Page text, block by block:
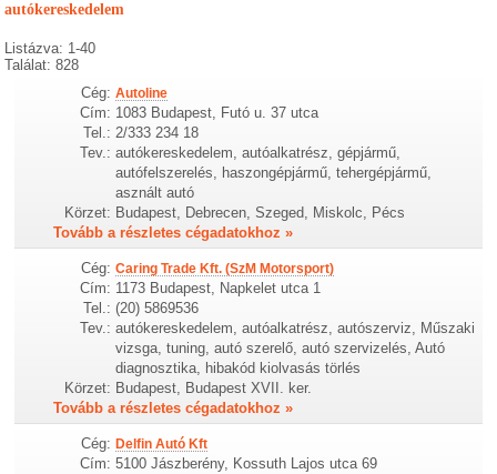
autókereskedelem
Listázva: 1-40
Találat: 828
Cég: Autoline
Cím: 1083 Budapest, Futó u. 37 utca
Tel.: 2/333 234 18
Tev.: autókereskedelem, autóalkatrész, gépjármű,
autófelszerelés, haszongépjármű, tehergépjármű,
asznált autó
Körzet: Budapest, Debrecen, Szeged, Miskolc, Pécs
Tovább a részletes cégadatokhoz »
Cég: Caring Trade Kft. (SzM Motorsport)
Cím: 1173 Budapest, Napkelet utca 1
Tel.: (20) 5869536
Tev.: autókereskedelem, autóalkatrész, autószerviz, Műszaki
vizsga, tuning, autó szerelő, autó szervizelés, Autó
diagnosztika, hibakód kiolvasás törlés
Körzet: Budapest, Budapest XVII. ker.
Tovább a részletes cégadatokhoz »
Cég: Delfin Autó Kft
Cím: 5100 Jászberény, Kossuth Lajos utca 69